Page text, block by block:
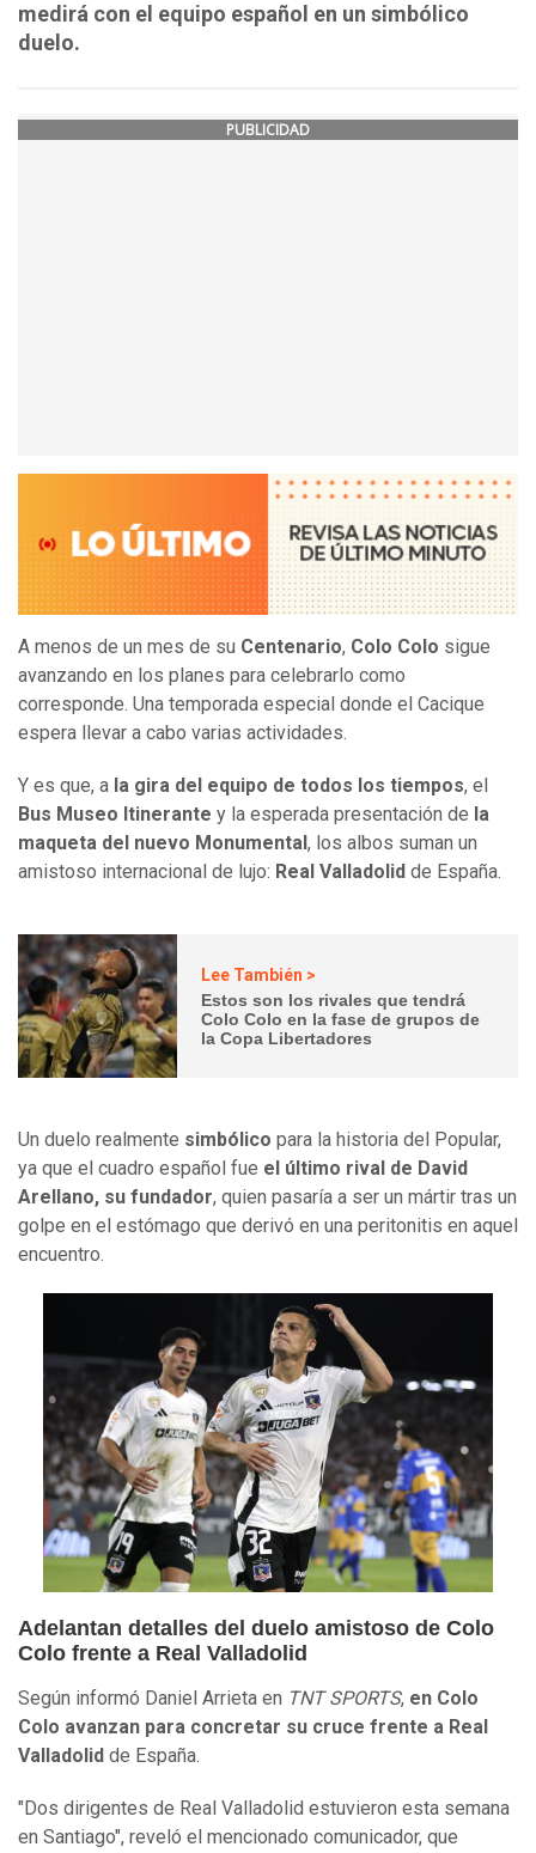
medirá con el equipo español en un simbólico
duelo.
PUBLICIDAD
A menos de un mes de su Centenario, Colo Colo sigue
avanzando en los planes para celebrarlo como
corresponde. Una temporada especial donde el Cacique
espera llevar a cabo varias actividades.
Y es que, a la gira del equipo de todos los tiempos, el
Bus Museo Itinerante y la esperada presentación de la
maqueta del nuevo Monumental , los albos suman un
amistoso internacional de lujo: Real Valladolid de España.
Lee También >
Estos son los rivales que tendrá
Colo Colo en la fase de grupos de
la Copa Libertadores
Un duelo realmente simbólico para la historia del Popular,
ya que el cuadro español fue el último rival de David
Arellano, su fundador, quien pasaría a ser un mártir tras un
golpe en el estómago que derivó en una peritonitis en aquel
encuentro.
Adelantan detalles del duelo amistoso de Colo
Colo frente a Real Valladolid
Según informó Daniel Arrieta en TNT SPORTS, en Colo
Colo avanzan para concretar su cruce frente a Real
Valladolid de España.
"Dos dirigentes de Real Valladolid estuvieron esta semana
en Santiago", reveló el mencionado comunicador, que